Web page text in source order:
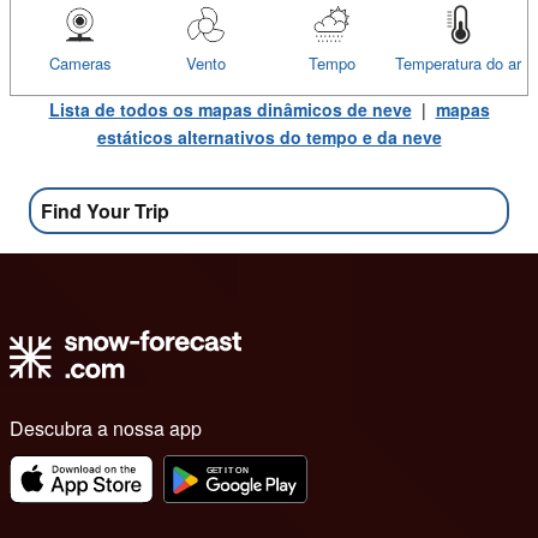
Temperatura do ar
Tempo
Vento
Cameras
Lista de todos os mapas dinâmicos de neve| mapas
estáticos alternativos do tempo e da neve
Find Your Trip
Descubra a nossa app